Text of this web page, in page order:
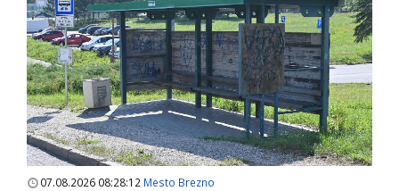
07.08.2026 08:28:12 Mesto Brezno